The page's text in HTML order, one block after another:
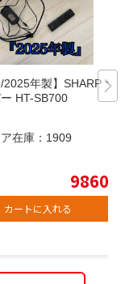
/2025年製】SHARP サ
HT-SB700
在庫： 1909
9860
カートに入れる